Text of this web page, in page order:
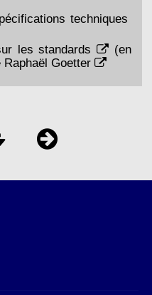
techniques
les standards
(en
Raphaël Goetter